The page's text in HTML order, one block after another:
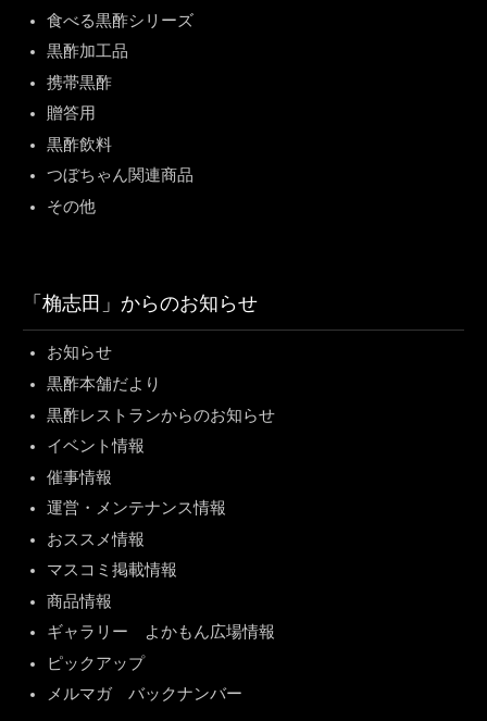
食べる黒酢シリーズ
黒酢加工品
携帯黒酢
贈答用
黒酢飲料
つぼちゃん関連商品
その他
「桷志田」からのお知らせ
お知らせ
黒酢本舗だより
黒酢レストランからのお知らせ
イベント情報
催事情報
運営・メンテナンス情報
おススメ情報
マスコミ掲載情報
商品情報
ギャラリー よかもん広場情報
ピックアップ
メルマガ バックナンバー